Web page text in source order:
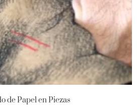
de Papel en Piezas